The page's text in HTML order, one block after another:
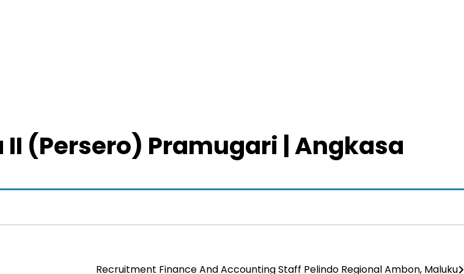
II (Persero) Pramugari | Angkasa
Recruitment Finance And Accounting Staff Pelindo Regional Ambon, Maluku